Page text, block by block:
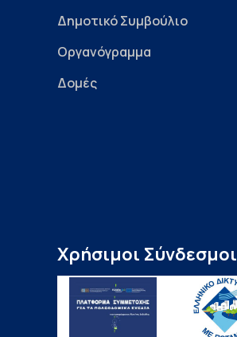
Δημοτικό Συμβούλιο
Οργανόγραμμα
Δομές
Χρήσιμοι Σύνδεσμοι